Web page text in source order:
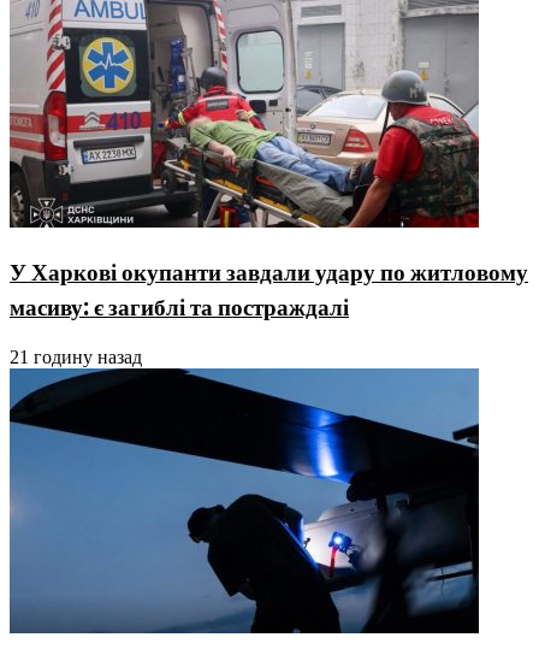
У Харкові окупанти завдали удару по житловому
масиву: є загиблі та постраждалі
21 годину назад